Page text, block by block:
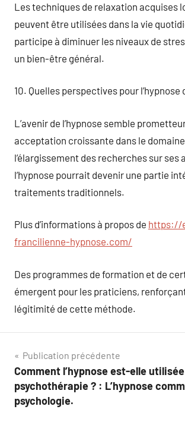
Les techniques de relaxation acquises
peuvent être utilisées dans la vie
participe à diminuer les niveaux de
un bien-être général.
10. Quelles perspectives pour l’hypnose
L’avenir de l’hypnose semble
acceptation croissante dans le
l’élargissement des recherches sur ses
l’hypnose pourrait devenir une partie
traitements traditionnels.
Plus d’informations à propos de https://
francilienne-hypnose.com/
Des programmes de formation et de
émergent pour les praticiens,
légitimité de cette méthode.
Navigation
de
l’article
Publication précédente
Comment l’hypnose est-elle
psychothérapie ? : L’hypnose
psychologie.